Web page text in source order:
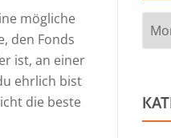
mögliche
den Fonds
ist, an einer
ehrlich bist
die beste
Archiv